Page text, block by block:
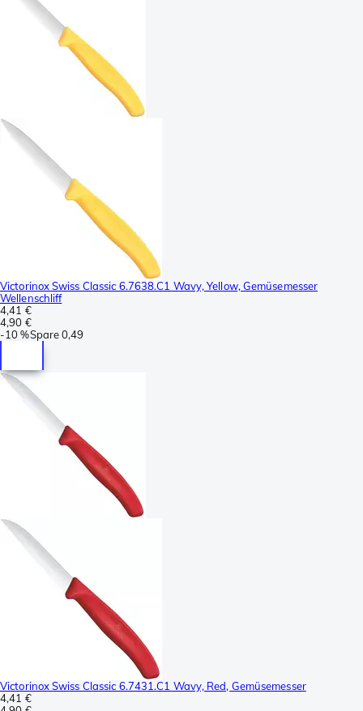
Victorinox Swiss Classic 6.7638.C1 Wavy, Yellow, Gemüsemesser
Wellenschliff
4,41 €
4,90 €
-10 %Spare0,49
Victorinox Swiss Classic 6.7431.C1 Wavy, Red, Gemüsemesser
4,41 €